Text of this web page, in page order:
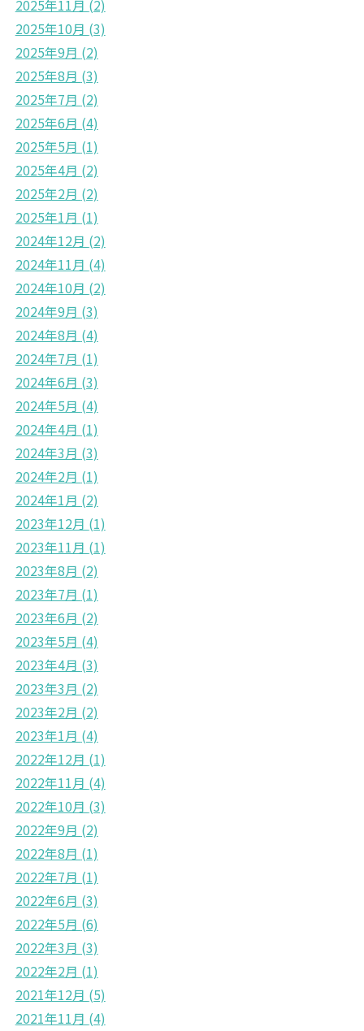
2025年11月 (2)
2025年10月 (3)
2025年9月 (2)
2025年8月 (3)
2025年7月 (2)
2025年6月 (4)
2025年5月 (1)
2025年4月 (2)
2025年2月 (2)
2025年1月 (1)
2024年12月 (2)
2024年11月 (4)
2024年10月 (2)
2024年9月 (3)
2024年8月 (4)
2024年7月 (1)
2024年6月 (3)
2024年5月 (4)
2024年4月 (1)
2024年3月 (3)
2024年2月 (1)
2024年1月 (2)
2023年12月 (1)
2023年11月 (1)
2023年8月 (2)
2023年7月 (1)
2023年6月 (2)
2023年5月 (4)
2023年4月 (3)
2023年3月 (2)
2023年2月 (2)
2023年1月 (4)
2022年12月 (1)
2022年11月 (4)
2022年10月 (3)
2022年9月 (2)
2022年8月 (1)
2022年7月 (1)
2022年6月 (3)
2022年5月 (6)
2022年3月 (3)
2022年2月 (1)
2021年12月 (5)
2021年11月 (4)